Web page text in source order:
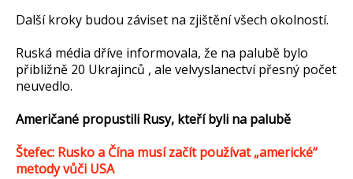
Další kroky budou záviset na zjištění všech okolností.
Ruská média dříve informovala, že na palubě bylo
přibližně 20 Ukrajinců , ale velvyslanectví přesný počet
neuvedlo.
Američané propustili Rusy, kteří byli na palubě
Štefec: Rusko a Čína musí začít používat „americké“
metody vůči USA